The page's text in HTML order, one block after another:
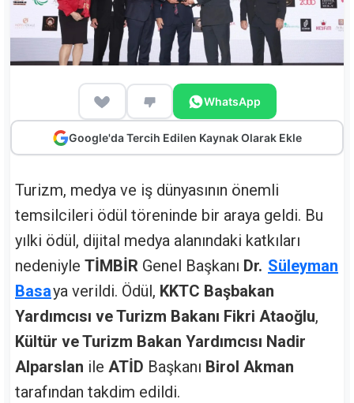
WhatsApp
Google'da Tercih Edilen Kaynak Olarak Ekle
Turizm, medya ve iş dünyasının önemli
temsilcileri ödül töreninde bir araya geldi. Bu
yılki ödül, dijital medya alanındaki katkıları
nedeniyle TİMBİR Genel Başkanı Dr. Süleyman
Basaya verildi. Ödül, KKTC Başbakan
Yardımcısı ve Turizm Bakanı Fikri Ataoğlu,
Kültür ve Turizm Bakan Yardımcısı Nadir
Alparslan ile ATİD Başkanı Birol Akman
tarafından takdim edildi.